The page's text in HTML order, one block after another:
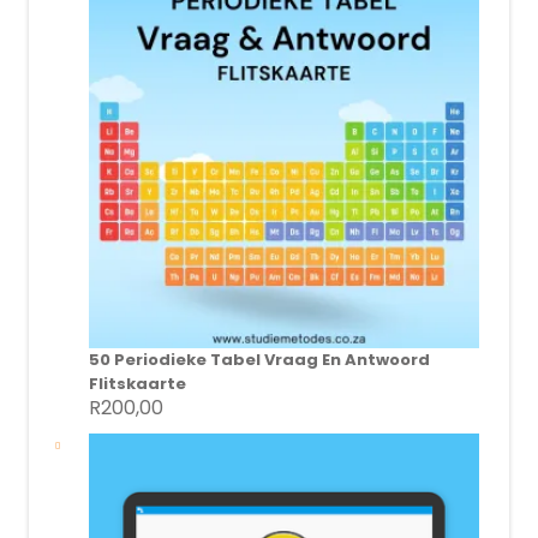
50 Periodieke Tabel Vraag En Antwoord
Flitskaarte
R200,00